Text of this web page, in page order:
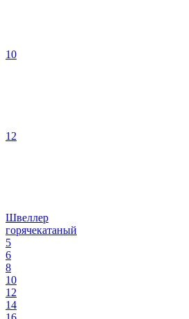
10
12
Швеллер
горячекатаный
5
6
8
10
12
14